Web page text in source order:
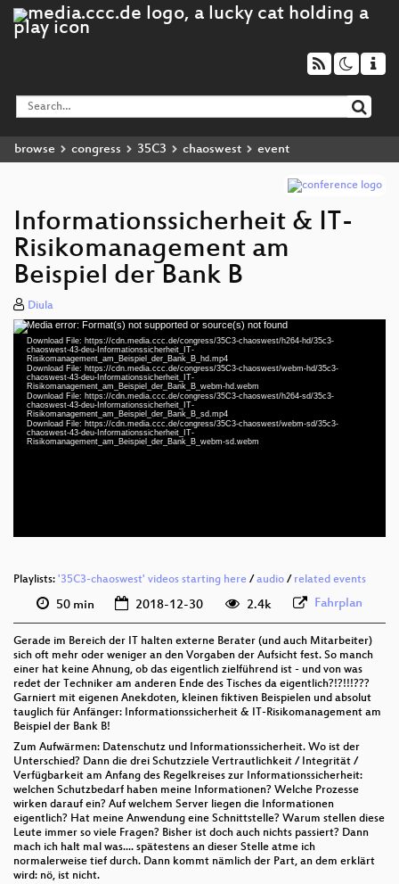
browse congress 35C3 chaoswest event
Informationssicherheit & IT-
Risikomanagement am
Beispiel der Bank B
Diula
Video
Player
Media error: Format(s) not supported or source(s) not found
Download File: https://cdn.media.ccc.de/congress/35C3-chaoswest/h264-hd/35c3-
chaoswest-43-deu-Informationssicherheit_IT-
Risikomanagement_am_Beispiel_der_Bank_B_hd.mp4
Download File: https://cdn.media.ccc.de/congress/35C3-chaoswest/webm-hd/35c3-
chaoswest-43-deu-Informationssicherheit_IT-
Risikomanagement_am_Beispiel_der_Bank_B_webm-hd.webm
Download File: https://cdn.media.ccc.de/congress/35C3-chaoswest/h264-sd/35c3-
chaoswest-43-deu-Informationssicherheit_IT-
Risikomanagement_am_Beispiel_der_Bank_B_sd.mp4
Download File: https://cdn.media.ccc.de/congress/35C3-chaoswest/webm-sd/35c3-
chaoswest-43-deu-Informationssicherheit_IT-
Risikomanagement_am_Beispiel_der_Bank_B_webm-sd.webm
deu (todo)
Playlists: '35C3-chaoswest' videos starting here / audio / related events
50 min 2018-12-30 2.4k Fahrplan
Gerade im Bereich der IT halten externe Berater (und auch Mitarbeiter)
sich oft mehr oder weniger an den Vorgaben der Aufsicht fest. So manch
einer hat keine Ahnung, ob das eigentlich zielführend ist - und von was
redet der Techniker am anderen Ende des Tisches da eigentlich?!?!!!???
Garniert mit eigenen Anekdoten, kleinen fiktiven Beispielen und absolut
tauglich für Anfänger: Informationssicherheit & IT-Risikomanagement am
Beispiel der Bank B!
Zum Aufwärmen: Datenschutz und Informationssicherheit. Wo ist der
Unterschied? Dann die drei Schutzziele Vertrautlichkeit / Integrität /
Verfügbarkeit am Anfang des Regelkreises zur Informationssicherheit:
welchen Schutzbedarf haben meine Informationen? Welche Prozesse
wirken darauf ein? Auf welchem Server liegen die Informationen
eigentlich? Hat meine Anwendung eine Schnittstelle? Warum stellen diese
Leute immer so viele Fragen? Bisher ist doch auch nichts passiert? Dann
mach ich halt mal was.... spätestens an dieser Stelle atme ich
normalerweise tief durch. Dann kommt nämlich der Part, an dem erklärt
wird: nö, ist nicht.